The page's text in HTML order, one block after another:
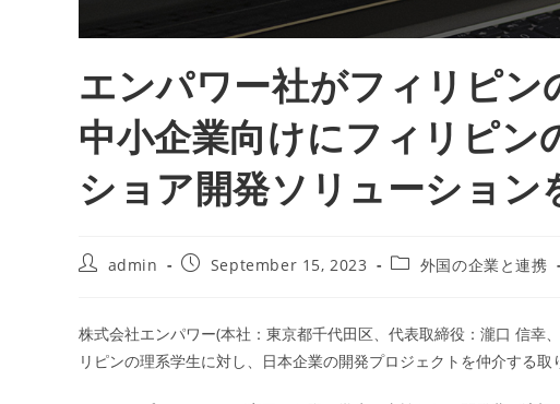
エンパワー社がフィリピン
中小企業向けにフィリピ
ショア開発ソリューション
admin September 15, 2023 外国の企業と連携
株式会社エンパワー(本社：東京都千代田区、代表取締役：瀧口 信幸
リピンの理系学生に対し、日本企業の開発プロジェクトを仲介する取